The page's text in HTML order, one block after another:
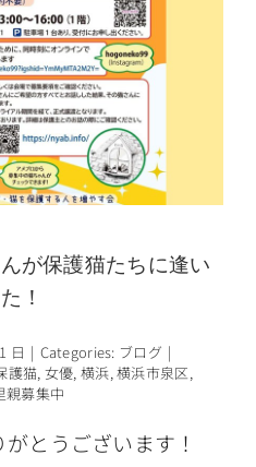
が保護猫たちに逢い
！
日 | Categories: ブログ |
護猫, 女優,横浜,横浜市泉区,
親募集中
とうございます！